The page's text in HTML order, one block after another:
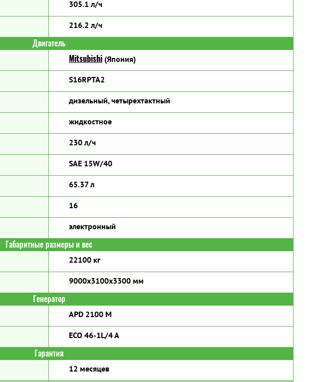
305.1 л/ч
216.2 л/ч
Двигатель
Mitsubishi (Япония)
S16RPTA2
дизельный, четырехтактный
жидкостное
230 л/ч
SAE 15W/40
65.37 л
16
электронный
Габаритные размеры и вес
22100 кг
9000х3100х3300 мм
Генератор
APD 2100 M
ECO 46-1L/4 A
Гарантия
12 месяцев